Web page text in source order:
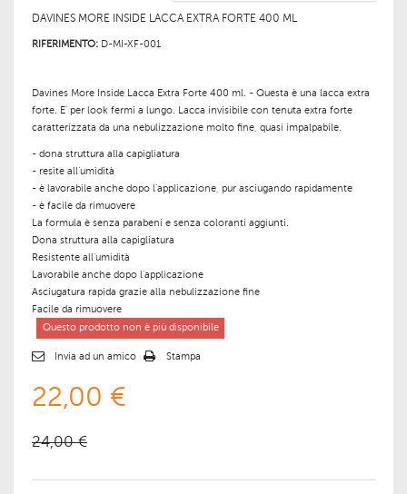
DAVINES MORE INSIDE LACCA EXTRA FORTE 400 ML
RIFERIMENTO: D-MI-XF-001
Davines More Inside Lacca Extra Forte 400 ml. - Questa è una lacca extra
forte. E' per look fermi a lungo. Lacca invisibile con tenuta extra forte
caratterizzata da una nebulizzazione molto fine, quasi impalpabile.
- dona struttura alla capigliatura
- resite all’umidità
- è lavorabile anche dopo l’applicazione, pur asciugando rapidamente
- è facile da rimuovere
La formula è senza parabeni e senza coloranti aggiunti.
Dona struttura alla capigliatura
Resistente all’umidità
Lavorabile anche dopo l’applicazione
Asciugatura rapida grazie alla nebulizzazione fine
Facile da rimuovere
Questo prodotto non è più disponibile
Invia ad un amico Stampa
22,00 €
24,00 €